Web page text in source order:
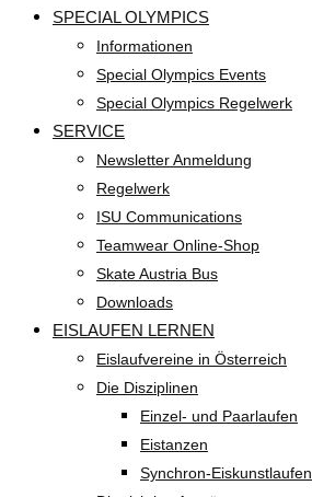
SPECIAL OLYMPICS
Informationen
Special Olympics Events
Special Olympics Regelwerk
SERVICE
Newsletter Anmeldung
Regelwerk
ISU Communications
Teamwear Online-Shop
Skate Austria Bus
Downloads
EISLAUFEN LERNEN
Eislaufvereine in Österreich
Die Disziplinen
Einzel- und Paarlaufen
Eistanzen
Synchron-Eiskunstlaufen